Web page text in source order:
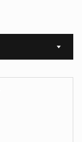
Sort